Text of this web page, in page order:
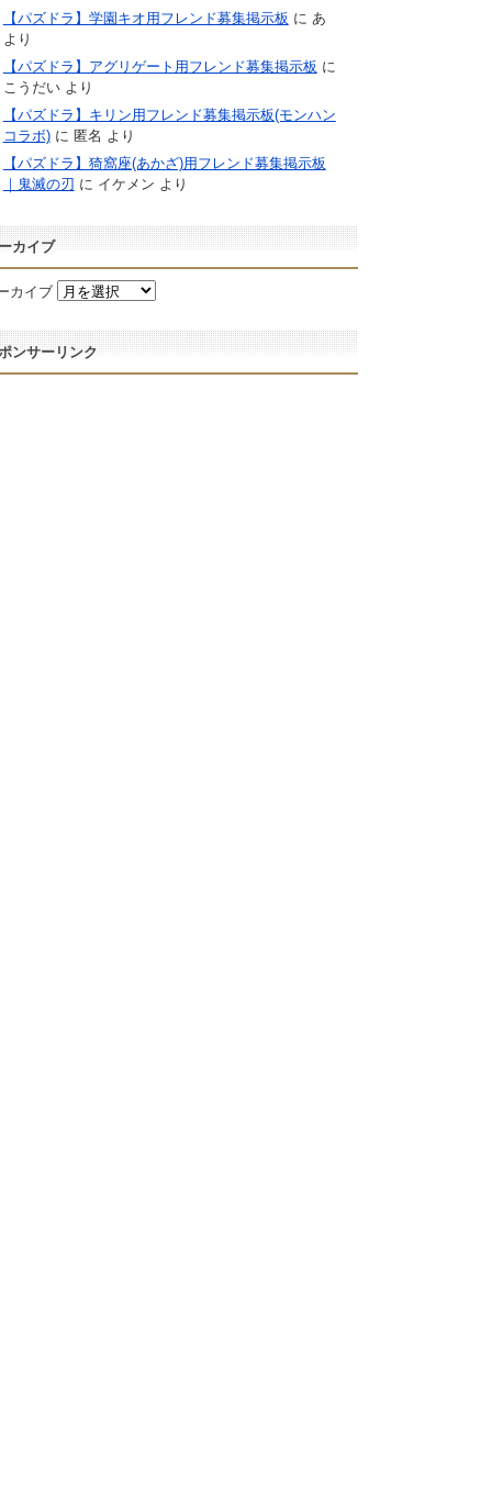
【パズドラ】学園キオ用フレンド募集掲示板 に あ
より
【パズドラ】アグリゲート用フレンド募集掲示板 に
こうだいより
【パズドラ】キリン用フレンド募集掲示板(モンハン
コラボ)に 匿名 より
【パズドラ】猗窩座(あかざ)用フレンド募集掲示板
｜鬼滅の刃 に イケメン より
カイブ
カイブ
ンサーリンク